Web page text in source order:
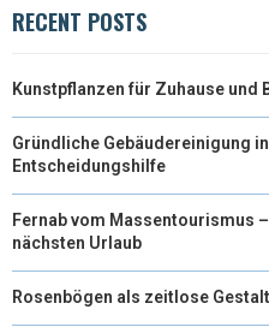
RECENT POSTS
Kunstpflanzen für Zuhause und
Gründliche Gebäudereinigung
Entscheidungshilfe
Fernab vom Massentourismus
nächsten Urlaub
Rosenbögen als zeitlose